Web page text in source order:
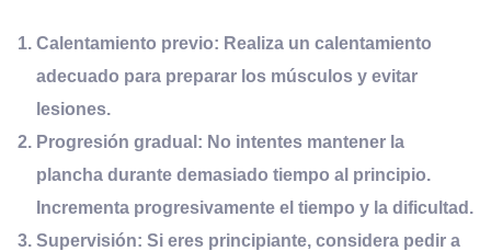
Calentamiento previo: Realiza un calentamiento
adecuado para preparar los músculos y evitar
lesiones.
Progresión gradual: No intentes mantener la
plancha durante demasiado tiempo al principio.
Incrementa progresivamente el tiempo y la dificultad.
Supervisión: Si eres principiante, considera pedir a